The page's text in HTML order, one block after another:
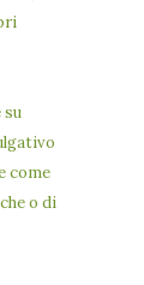
su
come
o di